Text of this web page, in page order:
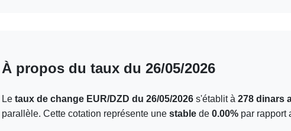
À propos du taux du 26/05/2026
Le taux de change EUR/DZD du 26/05/2026 s'établit à 278 dinars
parallèle. Cette cotation représente une stable de 0.00% par rapport